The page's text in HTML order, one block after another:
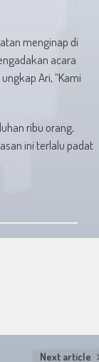
menginap di
acara
Ari, “Kami
ribu orang,
ini terlalu padat
Next article